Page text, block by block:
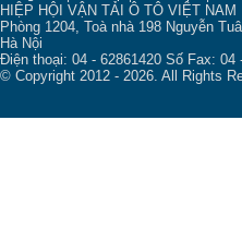
HIỆP HỘI VẬN TẢI Ô TÔ VIỆT NAM
Phòng 1204, Toà nhà 198 Nguyễn
Hà Nội
Điện thoại: 04 - 62861420 Số Fax: 04
© Copyright 2012 - 2026. All Rights